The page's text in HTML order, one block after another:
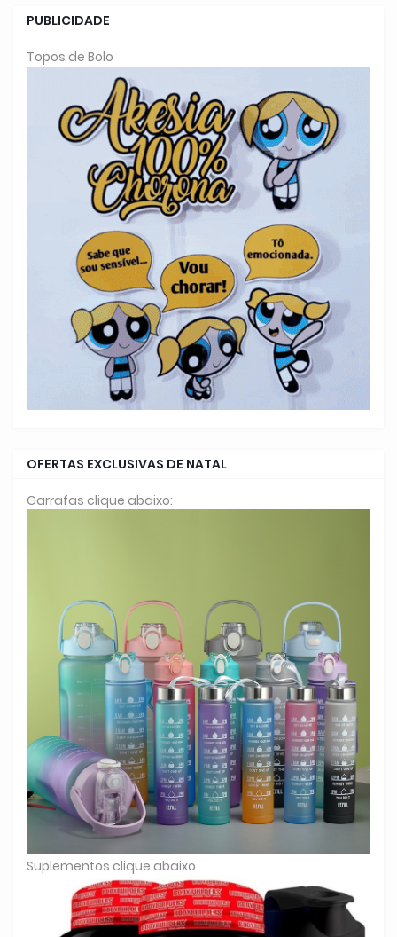
PUBLICIDADE
Topos de Bolo
OFERTAS EXCLUSIVAS DE NATAL
Garrafas clique abaixo:
Suplementos clique abaixo